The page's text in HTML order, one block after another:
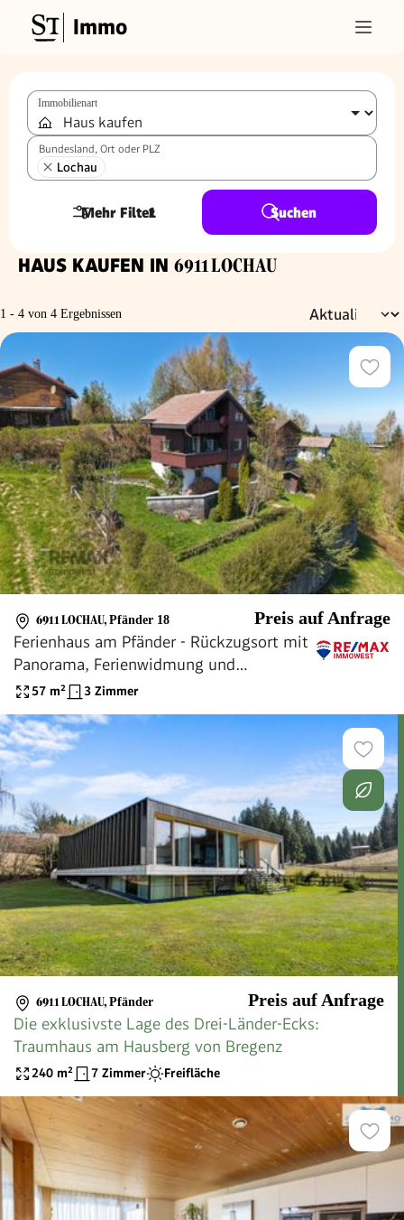
Immo
Immobilienart
Bundesland, Ort oder PLZ
Lochau
Mehr Filter
1 Suchen
HAUS KAUFEN IN 6911 LOCHAU
1 - 4 von 4 Ergebnissen
6911 LOCHAU, Pfänder 18 Preis auf Anfrage
Ferienhaus am Pfänder - Rückzugsort mit
Panorama, Ferienwidmung und
Vermietungspotenzial
57 m² 3 Zimmer
6911 LOCHAU, Pfänder Preis auf Anfrage
Die exklusivste Lage des Drei-Länder-Ecks:
Traumhaus am Hausberg von Bregenz
240 m² 7 Zimmer Freifläche